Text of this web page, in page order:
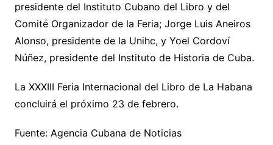
presidente del Instituto Cubano del Libro y del
Comité Organizador de la Feria; Jorge Luis Aneiros
Alonso, presidente de la Unihc, y Yoel Cordoví
Núñez, presidente del Instituto de Historia de Cuba.
La XXXIII Feria Internacional del Libro de La Habana
concluirá el próximo 23 de febrero.
Fuente: Agencia Cubana de Noticias